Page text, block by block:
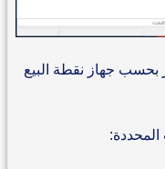
بحسب جهاز نقطة البيع
المحددة: